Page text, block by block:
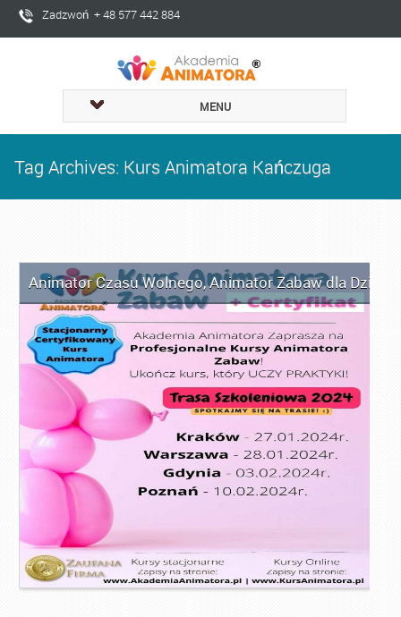
Zadzwoń + 48 577 442 884
MENU
Tag Archives: Kurs Animatora Kańczuga
Animator Czasu Wolnego,Animator Zabaw dla Dzieci